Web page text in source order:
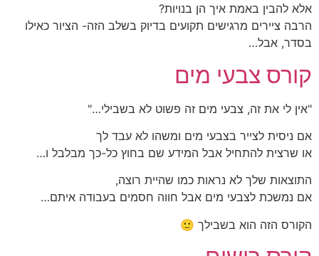
אלא להבין באמת איך הן בנויות?
הרבה ציירים מרגישים תקועים בדיוק בשלב הזה- הציור כאילו
בסדר, אבל…
קורס צבעי מים
"אין לי את זה, צבעי מים זה פשוט לא בשבילי…"
אם ניסית לצייר בצבעי מים ומשהו לא עבד לך
או שרצית להתחיל אבל המידע שם בחוץ כל-כך מבלבל ו…
התוצאות שלך לא נראות כמו שהיית רוצה,
אם נמשכת לצבעי מים אבל חווה חסמים בעבודה איתם…
הקורס הזה הוא בשבילך 🙂